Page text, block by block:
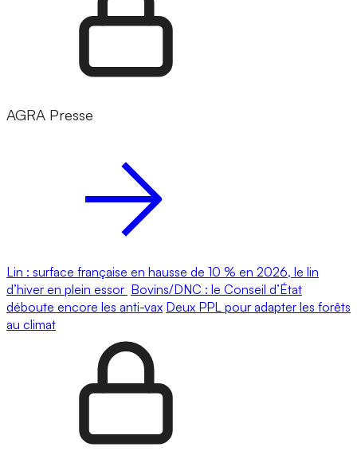
AGRA Presse
Lin : surface française en hausse de 10 % en 2026, le lin
d’hiver en plein essor Bovins/DNC : le Conseil d’État
déboute encore les anti-vax Deux PPL pour adapter les forêts
au climat